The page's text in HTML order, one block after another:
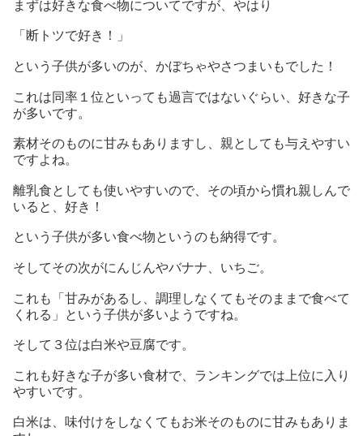
まずは好きな食べ物についてですが、やはり
「断トツで好き！」
という子供が多いのが、かぼちゃやさつまいもでした！
これは同率１位といっても過言ではないぐらい、好きな子
が多いです。
素材そのものに甘みもありますし、親としても与えやすい
ですよね。
離乳食としても使いやすいので、その頃から慣れ親しんで
いると、好き！
という子供が多い食べ物というのも納得です。
そしてその次がにんじんやバナナ、いちご。
これも「甘みがあるし、調理しなくてもそのままで食べて
くれる」という子供が多いようですね。
そして３位は白米や豆腐です。
これも好きな子が多い食材で、ランキングでは上位に入り
やすいです。
白米は、味付けをしなくてもお米そのものに甘みもありま